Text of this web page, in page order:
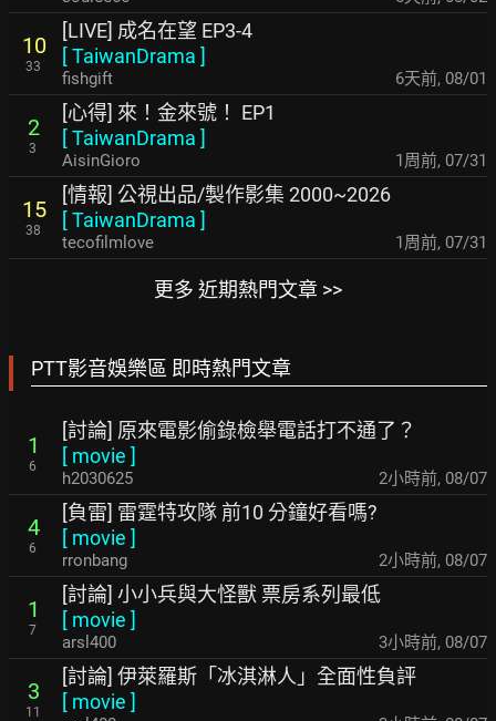
10
33
[LIVE] 成名在望 EP3-4
[TaiwanDrama ]
fishgift 6天前, 08/01
2
3
[心得] 來！金來號！ EP1
[TaiwanDrama ]
AisinGioro 1周前, 07/31
15
38
[情報] 公視出品/製作影集 2000~2026
[TaiwanDrama ]
tecofilmlove 1周前, 07/31
更多 近期熱門文章 >>
PTT影音娛樂區 即時熱門文章
1
6
[討論] 原來電影偷錄檢舉電話打不通了？
[ movie ]
h2030625 2小時前, 08/07
4
6
[負雷] 雷霆特攻隊 前10 分鐘好看嗎?
[ movie ]
rronbang 2小時前, 08/07
1
7
[討論] 小小兵與大怪獸 票房系列最低
[ movie ]
arsl400 3小時前, 08/07
3
11
[討論] 伊萊羅斯「冰淇淋人」全面性負評
[ movie ]